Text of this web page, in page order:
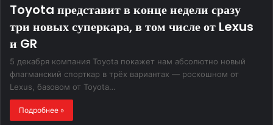
Toyota представит в конце недели сразу
три новых суперкара, в том числе от Lexus
и GR
5 декабря компания Toyota покажет нам абсолютно новый
флагманский спорткар в трёх вариантах — роскошном от
Lexus, базовом от Toyota…
Подробнее »